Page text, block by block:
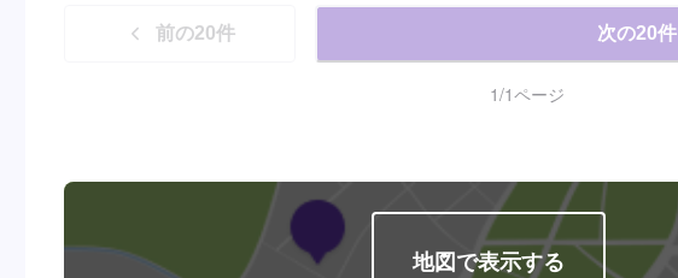
前の20件 次の20件
1/1ページ
地図で表示する